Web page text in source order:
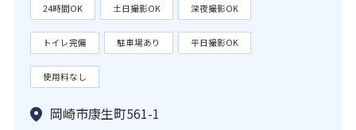
24時間OK 土日撮影OK 深夜撮影OK
トイレ完備 駐車場あり 平日撮影OK
使用料なし
岡崎市康生町561-1